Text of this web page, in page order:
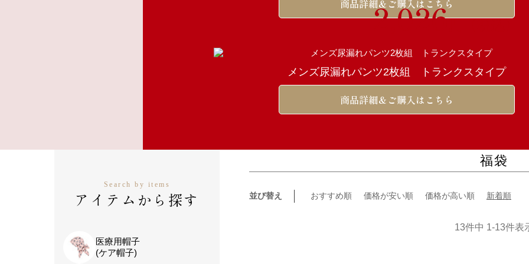
商品詳細＆ご購入はこちら
2,026円（税込）
メンズ尿漏れパンツ2枚組 トランクスタイプ
商品詳細＆ご購入はこちら
Search by items
アイテムから探す
医療用帽子
(ケア帽子)
福袋
並び替え おすすめ順 価格が安い順 価格が高い順 新着順
13件中 1-13件表